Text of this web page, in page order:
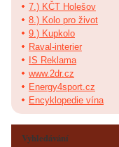
7.) KČT Holešov
8.) Kolo pro život
9.) Kupkolo
Raval-interier
IS Reklama
www.2dr.cz
Energy4sport.cz
Encyklopedie vína
Vyhledávání